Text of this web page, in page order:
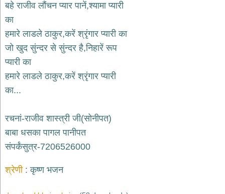
dayal
bhajans
शनि
देव
भजन
shani
dev
bhajans
आज
bhajan
the
जोड़ें
बहे राजीव लौंचन प्यार पानें,श्यामा प्यारी
का
हमारे लाडले ठाकुर,करें श्रृंगार प्यारी का
जो खुद सुंन्दर से सुंन्दर है,निहारें रूप
प्यारी का
हमारे लाडले ठाकुर,करें श्रृंगार प्यारी
का...
रचनां-राजीव शास्त्री जी(सोनीपत)
बाबा धसका पागल पानीपत
संपर्कंसुत्र-7206526000
श्रेणी कृष्ण भजन